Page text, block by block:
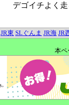
デゴイチよく
JR東 SLぐんま JR海 JR
本ペ